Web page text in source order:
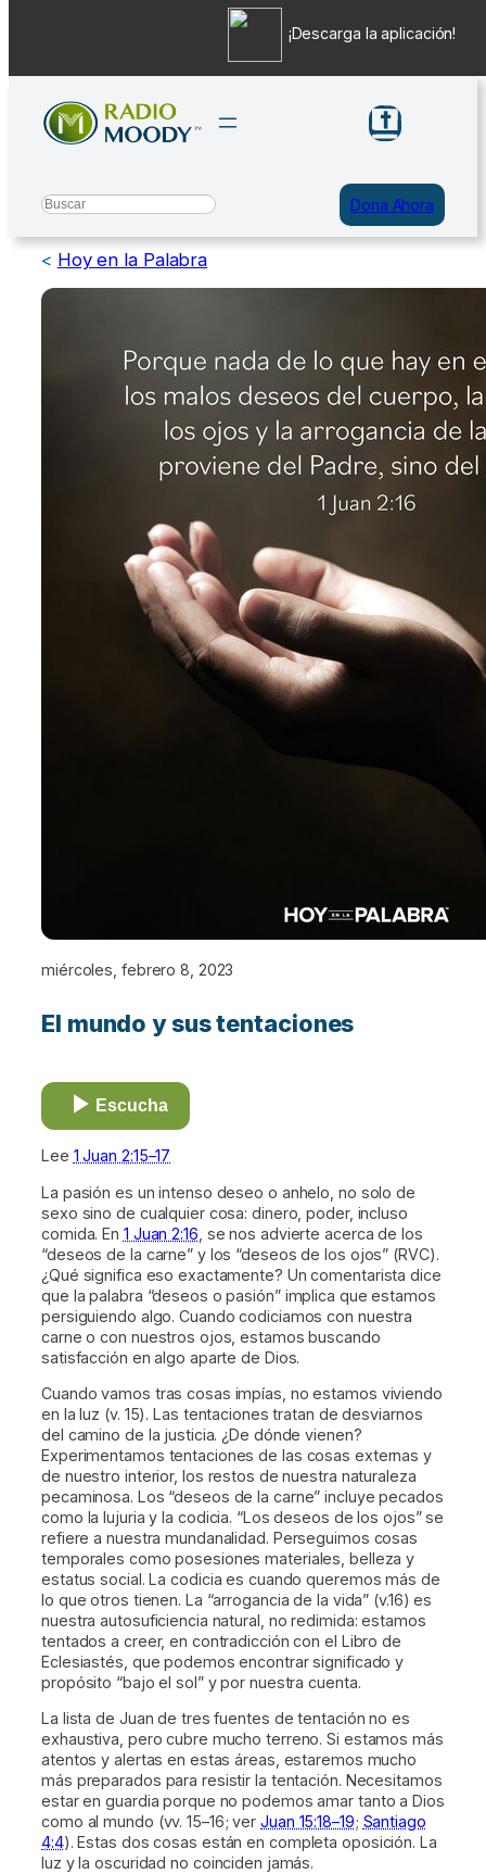
contenido
Search Dona Ahora
< Hoy en la Palabra
miércoles, febrero 8, 2023
El mundo y sus tentaciones
Escucha
Lee 1 Juan 2:15–17
La pasión es un intenso deseo o anhelo, no solo de
sexo sino de cualquier cosa: dinero, poder, incluso
comida. En 1 Juan 2:16 , se nos advierte acerca de los
“deseos de la carne” y los “deseos de los ojos” (RVC).
¿Qué significa eso exactamente? Un comentarista dice
que la palabra “deseos o pasión” implica que estamos
persiguiendo algo. Cuando codiciamos con nuestra
carne o con nuestros ojos, estamos buscando
satisfacción en algo aparte de Dios.
Cuando vamos tras cosas impías, no estamos viviendo
en la luz (v. 15). Las tentaciones tratan de desviarnos
del camino de la justicia. ¿De dónde vienen?
Experimentamos tentaciones de las cosas externas y
de nuestro interior, los restos de nuestra naturaleza
pecaminosa. Los “deseos de la carne” incluye pecados
como la lujuria y la codicia. “Los deseos de los ojos” se
refiere a nuestra mundanalidad. Perseguimos cosas
temporales como posesiones materiales, belleza y
estatus social. La codicia es cuando queremos más de
lo que otros tienen. La “arrogancia de la vida” (v.16) es
nuestra autosuficiencia natural, no redimida: estamos
tentados a creer, en contradicción con el Libro de
Eclesiastés, que podemos encontrar significado y
propósito “bajo el sol” y por nuestra cuenta.
La lista de Juan de tres fuentes de tentación no es
exhaustiva, pero cubre mucho terreno. Si estamos más
atentos y alertas en estas áreas, estaremos mucho
más preparados para resistir la tentación. Necesitamos
estar en guardia porque no podemos amar tanto a Dios
como al mundo (vv. 15–16; ver Juan 15:18–19; Santiago
4:4). Estas dos cosas están en completa oposición. La
luz y la oscuridad no coinciden jamás.
¡Descarga la aplicación!